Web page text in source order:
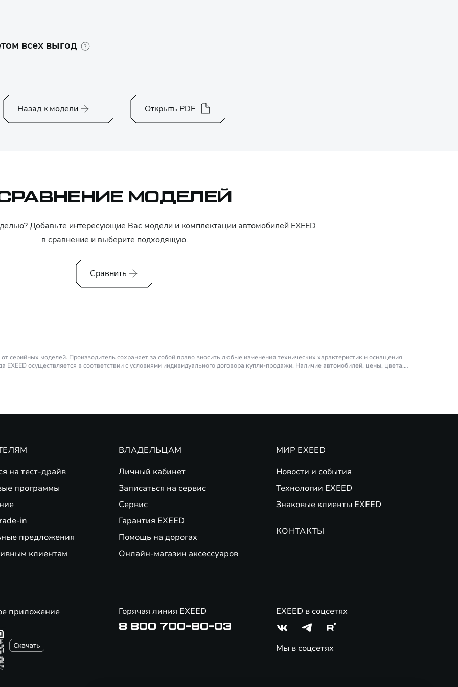
всех выгод
Назад к модели Открыть PDF
МОДЕЛЕЙ
Добавьте интересующие Вас модели и комплектации автомобилей EXEED
в сравнение и выберите подходящую.
Сравнить
серийных моделей. Производитель сохраняет за собой право вносить любые изменения технических характеристик и оснащения
осуществляется в соответствии с условиями индивидуального договора купли-продажи. Наличие автомобилей, цены, цвета,
период времени). Тридцатиминутная мощность на два электромотора – 190 л.с (на продолжительный период времени).
автомобиля EXEED. Не суммируется с кредитными предложениями банков-партнеров. Не оферта. Подробности
партнеров по стандартным предложениям при сдаче автомобиля по трейд-ин на новые автомобили EXEED. ПАО Совкомбанк.
ВЕекл.
на тест-драйв
программы
in
предложения
клиентам
ВЛАДЕЛЬЦАМ
Личный кабинет
Записаться на сервис
Сервис
Гарантия EXEED
Помощь на дорогах
Онлайн-магазин аксессуаров
МИР EXEED
Новости и события
Технологии EXEED
Знаковые клиенты EXEED
КОНТАКТЫ
приложение Горячая линия EXEED
8 800 700-80-03
EXEED в соцсетях
Мы в соцсетях